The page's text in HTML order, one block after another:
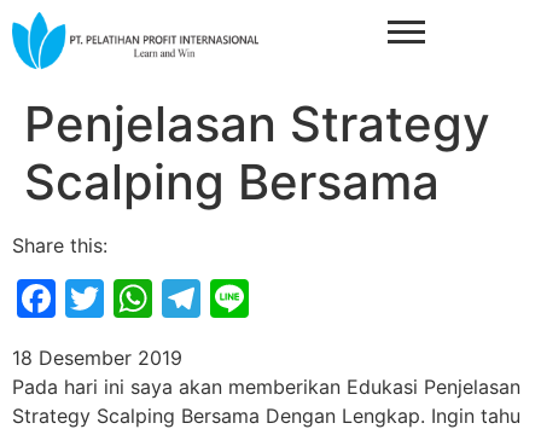
Penjelasan Strategy
Scalping Bersama
Share this:
Facebook
Twitter
WhatsApp
Telegram
18 Desember 2019
Pada hari ini saya akan memberikan Edukasi Penjelasan
Strategy Scalping Bersama Dengan Lengkap. Ingin tahu